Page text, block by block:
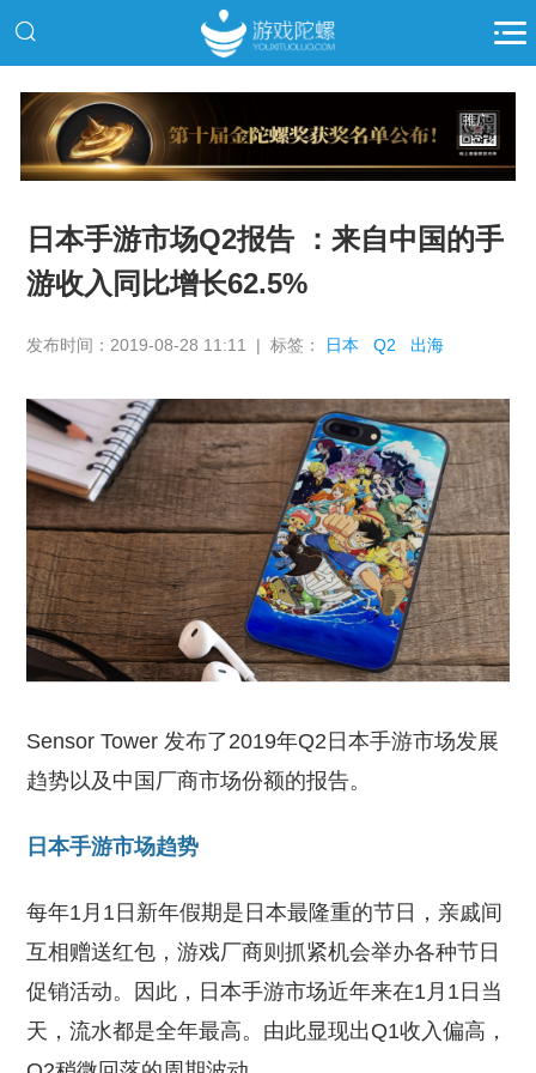
推广
日本手游市场Q2报告 ：来自中国的手
游收入同比增长62.5%
发布时间：2019-08-28 11:11 | 标签： 日本 Q2 出海
Sensor Tower 发布了2019年Q2日本手游市场发展
趋势以及中国厂商市场份额的报告。
日本手游市场趋势
每年1月1日新年假期是日本最隆重的节日，亲戚间
互相赠送红包，游戏厂商则抓紧机会举办各种节日
促销活动。因此，日本手游市场近年来在1月1日当
天，流水都是全年最高。由此显现出Q1收入偏高，